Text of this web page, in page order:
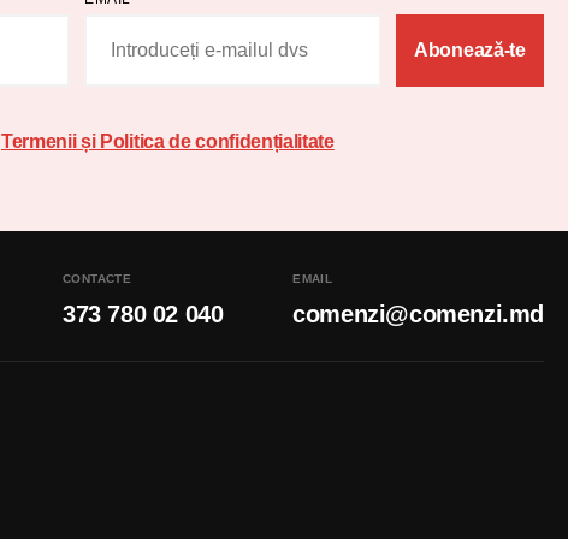
Abonează-te
Termenii și Politica de confidențialitate
CONTACTE
373 780 02 040
EMAIL
comenzi@comenzi.md